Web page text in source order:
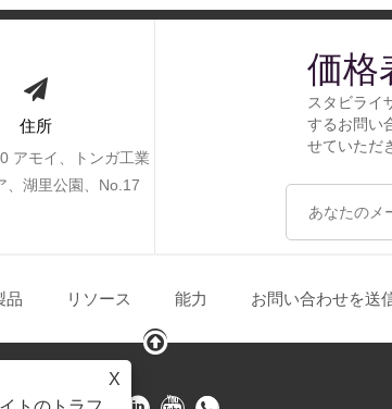
X
住所
アモイ、トンガ工業
、湖里公園、No.17
価格
スタビライ
するお問い
せていただ
品 リソース 能力 お問い合わせを送